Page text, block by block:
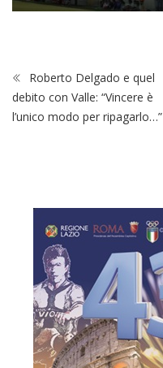
Roberto Delgado e quel
debito con Valle: “Vincere è
l’unico modo per ripagarlo…”